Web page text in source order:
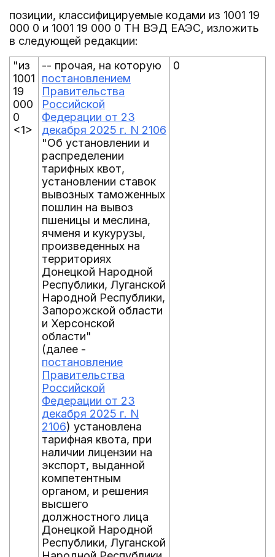
позиции, классифицируемые кодами из 1001 19
000 0 и 1001 19 000 0 ТН ВЭД ЕАЭС, изложить
в следующей редакции:
"из
1001
19
000
0
<1>
-- прочая, на которую
постановлением
Правительства
Российской
Федерации от 23
декабря 2025 г. N 2106
"Об установлении и
распределении
тарифных квот,
установлении ставок
вывозных таможенных
пошлин на вывоз
пшеницы и меслина,
ячменя и кукурузы,
произведенных на
территориях
Донецкой Народной
Республики, Луганской
Народной Республики,
Запорожской области
и Херсонской
области"
(далее -
постановление
Правительства
Российской
Федерации от 23
декабря 2025 г. N
2106) установлена
тарифная квота, при
наличии лицензии на
экспорт, выданной
компетентным
органом, и решения
высшего
должностного лица
Донецкой Народной
Республики, Луганской
0